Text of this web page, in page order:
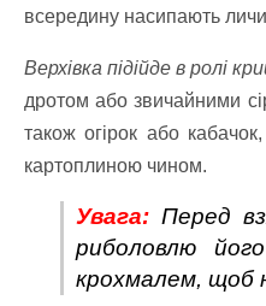
всередину насипають
Верхівка підійде в ролі
дротом або звичайними
також огірок або
картоплиною чином.
Увага: Перед
риболовлю
крохмалем, щоб